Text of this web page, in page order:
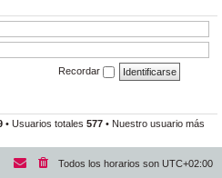
Recordar
• Usuarios totales 577 • Nuestro usuario más
Todos los horarios son UTC+02:00